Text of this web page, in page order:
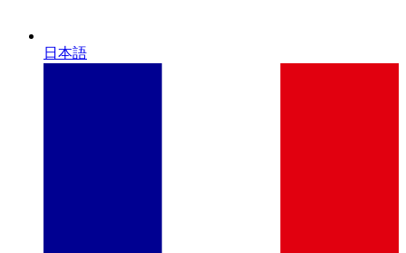
日本語